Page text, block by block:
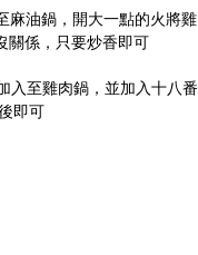
麻油鍋，開大一點的火將
關係，只要炒香即可
入至雞肉鍋，並加入十八
即可